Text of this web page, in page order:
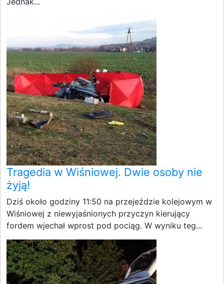
Tragedia w Wiśniowej. Dwie osoby nie
żyją!
Dziś około godziny 11:50 na przejeździe kolejowym w
Wiśniowej z niewyjaśnionych przyczyn kierujący
fordem wjechał wprost pod pociąg. W wyniku teg...